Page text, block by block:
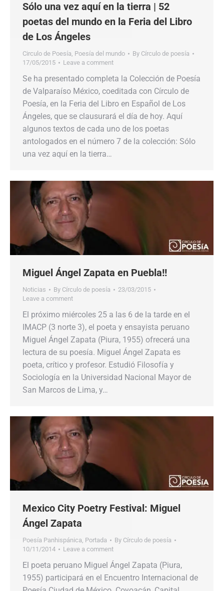
Sólo una vez aquí en la tierra | 52
poetas del mundo en la Feria del Libro
de Los Ángeles
Circulo de Poesía, Poesía del mundo By Círculo de poesía
17/05/2015
Leave a comment
Se ha presentado completa la Colección de Poesía
de Valparaíso México, coeditada con Círculo de
Poesía, en la Feria del Libro en Español de Los
Ángeles, que se clausurará el día de hoy. Aquí
algunos textos de cada uno de los poetas
antologados en el número 7 de la colección: Sólo
una vez aquí en la tierra…
Miguel Ángel Zapata en Puebla!!
Noticias By Círculo de poesía
23/03/2015
Leave a comment
El próximo miércoles 25 a las 6 de la tarde en el
IMACP (3 norte 3), el poeta y ensayista peruano
Miguel Ángel Zapata (Piura, 1955) ofrecerá una
lectura de su poesía. Miguel Ángel Zapata es
poeta, crítico y profesor. Estudió Filosofía y
Sociología en la Universidad Nacional Mayor de
San Marcos de Lima, y…
Mexico City Poetry Festival: Miguel
Ángel Zapata
Poesía Panhispánica, Portada By Círculo de poesía
10/11/2014
Leave a comment
El poeta peruano Miguel Ángel Zapata (Piura,
1955) participará en el Encuentro Internacional de